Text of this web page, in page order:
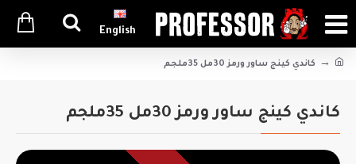
English
كاندي كينج ساور ورمز 30مل 35ملجم
كاندي كينج ساور ورمز 30مل 35ملجم